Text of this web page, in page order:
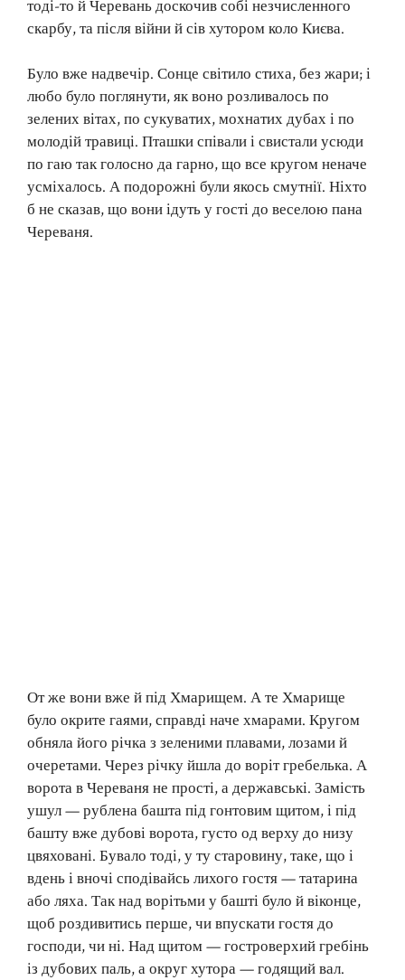
тоді-то й Черевань доскочив собі незчисленного
скарбу, та після війни й сів хутором коло Києва.
Було вже надвечір. Сонце світило стиха, без жари; і
любо було поглянути, як воно розливалось по
зелених вітах, по сукуватих, мохнатих дубах і по
молодій травиці. Пташки співали і свистали усюди
по гаю так голосно да гарно, що все кругом неначе
усміхалось. А подорожні були якось смутнії. Ніхто
б не сказав, що вони ідуть у гості до веселою пана
Череваня.
От же вони вже й під Хмарищем. А те Хмарище
було окрите гаями, справді наче хмарами. Кругом
обняла його річка з зеленими плавами, лозами й
очеретами. Через річку йшла до воріт гребелька. А
ворота в Череваня не прості, а державські. Замість
ушул — рублена башта під гонтовим щитом, і під
башту вже дубові ворота, густо од верху до низу
цвяховані. Бувало тоді, у ту старовину, таке, що і
вдень і вночі сподівайсь лихого гостя — татарина
або ляха. Так над ворітьми у башті було й віконце,
щоб роздивитись перше, чи впускати гостя до
господи, чи ні. Над щитом — гостроверхий гребінь
із дубових паль, а округ хутора — годящий вал.